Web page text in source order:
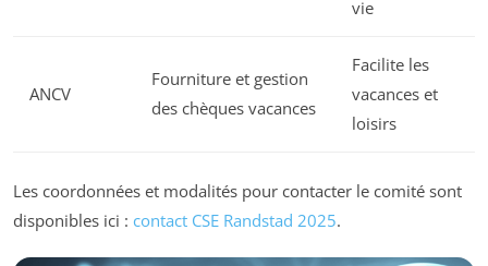
vie
ANCV
Fourniture et gestion
des chèques vacances
Facilite les
vacances et
loisirs
Les coordonnées et modalités pour contacter le comité sont
disponibles ici : contact CSE Randstad 2025.